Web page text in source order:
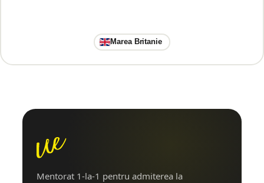
Marea Britanie
Mentorat 1-la-1 pentru admiterea la